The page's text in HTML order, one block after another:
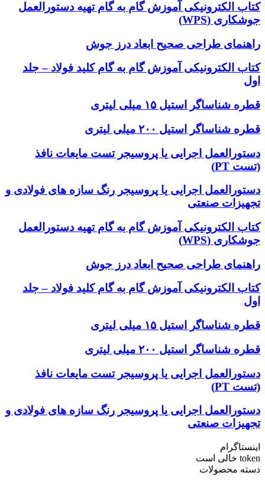
کتاب الکترونیکی آموزش گام به گام تهیه دستورالعمل
جوشکاری (WPS)
راهنمای طراحی صحیح ابعاد درز جوش
کتاب الکترونیکی آموزش گام به گام کلید فولاد – جلد
اول
قطره شناساگر استیل ۱۵ میلی لیتری
قطره شناساگر استیل ۲۰۰ میلی لیتری
دستورالعمل اجرایی یا پروسیجر تست مایعات نافذ
(تست PT)
دستورالعمل اجرایی یا پروسیجر رنگ سازه های فولادی و
تجهیزات صنعتی
کتاب الکترونیکی آموزش گام به گام تهیه دستورالعمل
جوشکاری (WPS)
راهنمای طراحی صحیح ابعاد درز جوش
کتاب الکترونیکی آموزش گام به گام کلید فولاد – جلد
اول
قطره شناساگر استیل ۱۵ میلی لیتری
قطره شناساگر استیل ۲۰۰ میلی لیتری
دستورالعمل اجرایی یا پروسیجر تست مایعات نافذ
(تست PT)
دستورالعمل اجرایی یا پروسیجر رنگ سازه های فولادی و
تجهیزات صنعتی
اینستاگرام
token خالی است
دسته محصولات